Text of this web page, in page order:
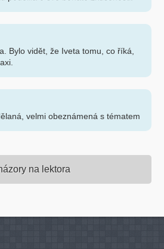
Bylo vidět, že Iveta tomu, co říká,
velmi obeznámená s tématem
na lektora